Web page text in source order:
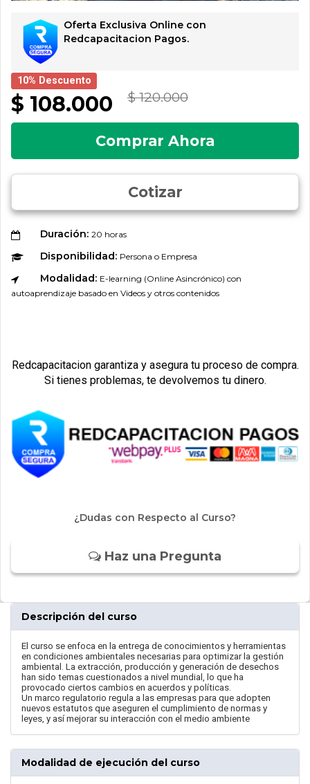
Oferta Exclusiva Online con
Redcapacitacion Pagos.
10% Descuento
$ 108.000 $ 120.000
Comprar Ahora
Cotizar
Duración: 20 horas
Disponibilidad: Persona o Empresa
Modalidad: E-learning (Online Asincrónico) con
autoaprendizaje basado en Videos y otros contenidos
Redcapacitacion garantiza y asegura tu proceso de compra.
Si tienes problemas, te devolvemos tu dinero.
¿Dudas con Respecto al Curso?
Haz una Pregunta
Descripción del curso
El curso se enfoca en la entrega de conocimientos y herramientas
en condiciones ambientales necesarias para optimizar la gestión
ambiental. La extracción, producción y generación de desechos
han sido temas cuestionados a nivel mundial, lo que ha
provocado ciertos cambios en acuerdos y políticas.
Un marco regulatorio regula a las empresas para que adopten
nuevos estatutos que aseguren el cumplimiento de normas y
leyes, y así mejorar su interacción con el medio ambiente
Modalidad de ejecución del curso